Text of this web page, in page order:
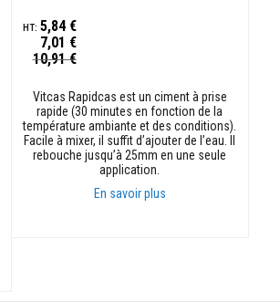
Prix
Spécial
7,01 €
5,84 €
10,91 €
Vitcas Rapidcas est un ciment à prise
rapide (30 minutes en fonction de la
température ambiante et des conditions).
Facile à mixer, il suffit d’ajouter de l’eau. Il
rebouche jusqu’à 25mm en une seule
application.
En savoir plus